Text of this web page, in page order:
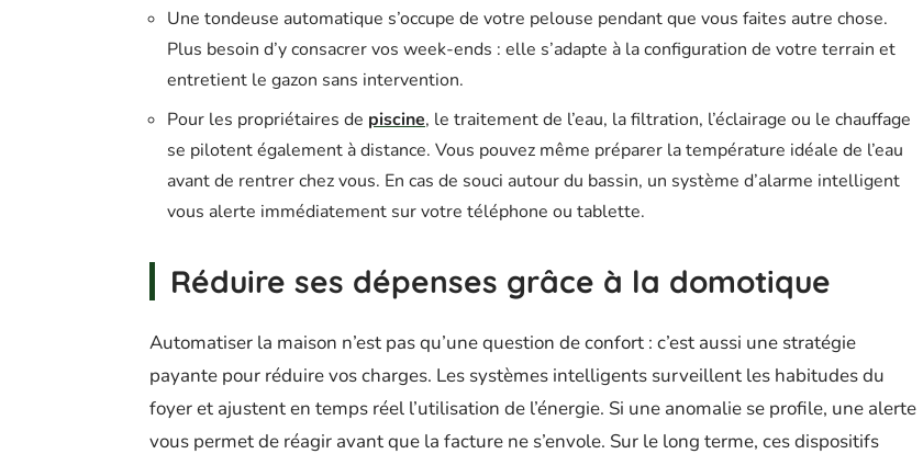
Une tondeuse automatique s’occupe de votre pelouse pendant que vous faites autre chose.
Plus besoin d’y consacrer vos week-ends : elle s’adapte à la configuration de votre terrain et
entretient le gazon sans intervention.
Pour les propriétaires de piscine, le traitement de l’eau, la filtration, l’éclairage ou le chauffage
se pilotent également à distance. Vous pouvez même préparer la température idéale de l’eau
avant de rentrer chez vous. En cas de souci autour du bassin, un système d’alarme intelligent
vous alerte immédiatement sur votre téléphone ou tablette.
Réduire ses dépenses grâce à la domotique
Automatiser la maison n’est pas qu’une question de confort : c’est aussi une stratégie
payante pour réduire vos charges. Les systèmes intelligents surveillent les habitudes du
foyer et ajustent en temps réel l’utilisation de l’énergie. Si une anomalie se profile, une alerte
vous permet de réagir avant que la facture ne s’envole. Sur le long terme, ces dispositifs